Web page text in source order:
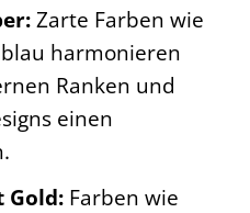
Zarte Farben wie
harmonieren
Ranken und
einen
Gold:Farben wie